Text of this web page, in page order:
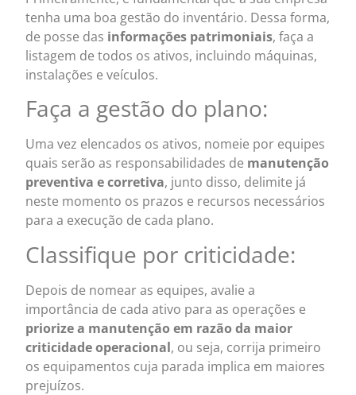
tenha uma boa gestão do inventário. Dessa forma,
de posse das informações patrimoniais, faça a
listagem de todos os ativos, incluindo máquinas,
instalações e veículos.
Faça a gestão do plano:
Uma vez elencados os ativos, nomeie por equipes
quais serão as responsabilidades de manutenção
preventiva e corretiva, junto disso, delimite já
neste momento os prazos e recursos necessários
para a execução de cada plano.
Classifique por criticidade:
Depois de nomear as equipes, avalie a
importância de cada ativo para as operações e
priorize a manutenção em razão da maior
criticidade operacional, ou seja, corrija primeiro
os equipamentos cuja parada implica em maiores
prejuízos.